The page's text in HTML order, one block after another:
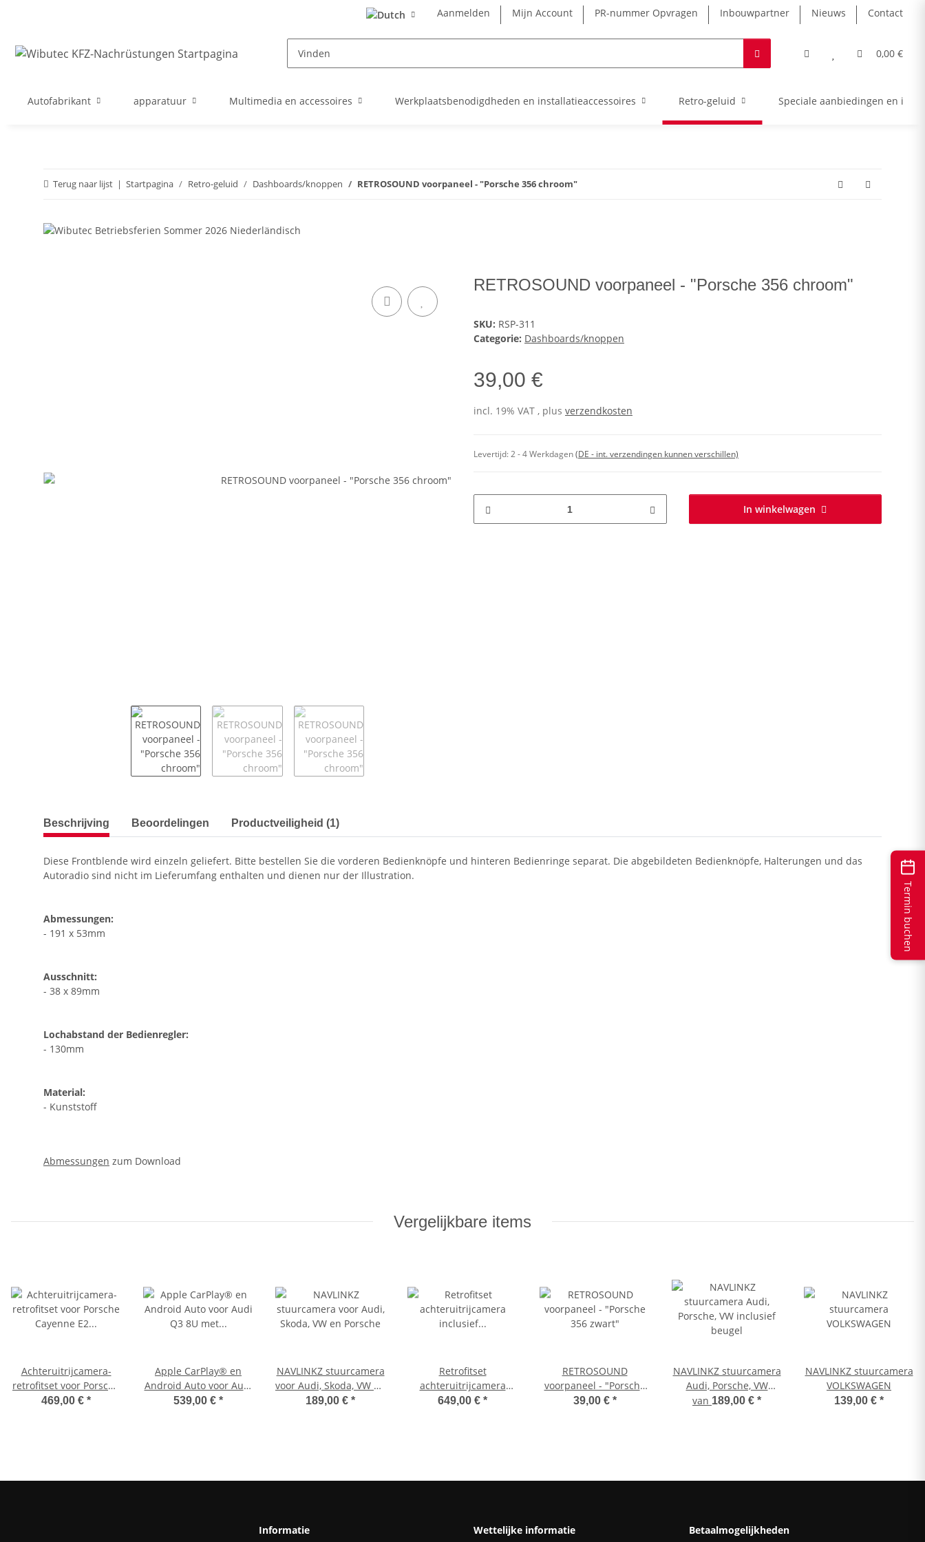
Aanmelden Mijn Account PR-nummer Opvragen Inbouwpartner Nieuws Contact
0,00 €
Autofabrikant apparatuur Multimedia en accessoires Werkplaatsbenodigdheden en installatieaccessoires Retro-geluid Speciale aanbiedingen en
Terug naar lijst Startpagina Retro-geluid Dashboards/knoppen RETROSOUND voorpaneel - "Porsche 356 chroom"
RETROSOUND voorpaneel - "Porsche 356 chroom"
SKU: RSP-311
Categorie: Dashboards/knoppen
39,00 €
incl. 19% VAT , plus verzendkosten
Levertijd:2 - 4 Werkdagen(DE - int. verzendingen kunnen verschillen)
In winkelwagen
Meer tabbladen tonen
Beschrijving Beoordelingen Productveiligheid (1)
Diese Frontblende wird einzeln geliefert. Bitte bestellen Sie die vorderen Bedienknöpfe und hinteren Bedienringe separat. Die abgebildeten Bedienknöpfe, Halterungen und das
Autoradio sind nicht im Lieferumfang enthalten und dienen nur der Illustration.
Abmessungen:
- 191 x 53mm
Ausschnitt:
- 38 x 89mm
Lochabstand der Bedienregler:
- 130mm
Material:
- Kunststoff
Abmessungen zum Download
Vergelijkbare items
Achteruitrijcamera-
retrofitset voor Porsche
Cayenne E2 958, Type
469,00 € *
Apple CarPlay® en
Android Auto voor Audi
Q3 8U met RMC of MMI
539,00 € *
NAVLINKZ stuurcamera
voor Audi, Skoda, VW en
Porsche
189,00 € *
Retrofitset
achteruitrijcamera
inclusief
649,00 € *
RETROSOUND
voorpaneel - "Porsche
356 zwart"
39,00 € *
NAVLINKZ stuurcamera
Audi, Porsche, VW
inclusief beugel
van 189,00 € *
NAVLINKZ stuurcamera
VOLKSWAGEN
139,00 € *
Informatie Wettelijke informatie Betaalmogelijkheden
Termin buchen